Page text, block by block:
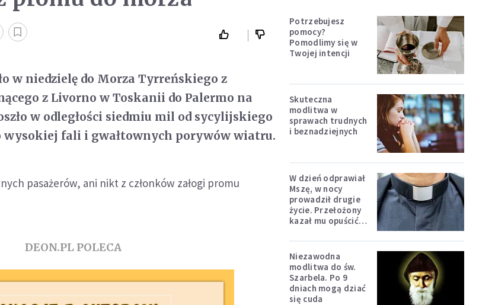
w niedzielę do Morza Tyrreńskiego z
z Livorno w Toskanii do Palermo na
w odległości siedmiu mil od sycylijskiego
wysokiej fali i gwałtownych porywów wiatru.
pasażerów, ani nikt z członków załogi promu
DEON.PL POLECA
Potrzebujesz
pomocy?
Pomodlimy się w
Twojej intencji
Skuteczna
modlitwa w
sprawach trudnych
i beznadziejnych
W dzień odprawiał
Mszę, w nocy
prowadził drugie
życie. Przełożony
kazał mu opuścić
Niezawodna
modlitwa do św.
Szarbela. Po 9
dniach mogą dziać
się cuda